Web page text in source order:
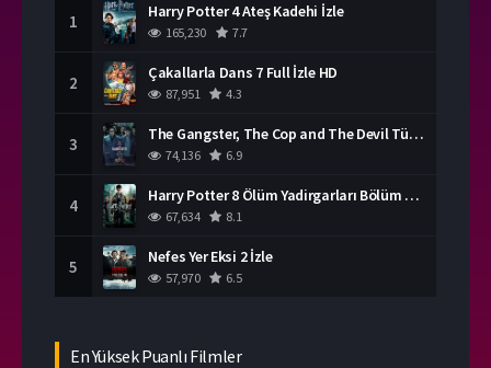
1 Harry Potter 4 Ateş Kadehi İzle
165,230 7.7
2 Çakallarla Dans 7 Full İzle HD
87,951 4.3
3 The Gangster, The Cop and The Devil Türkçe Dublaj İzle
74,136 6.9
4 Harry Potter 8 Ölüm Yadirgarları Bölüm 2 İzle
67,634 8.1
5 Nefes Yer Eksi 2 İzle
57,970 6.5
En Yüksek Puanlı Filmler